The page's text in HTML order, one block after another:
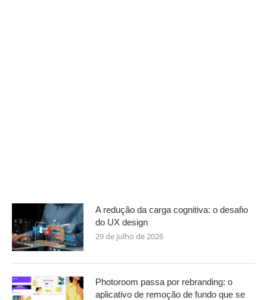
A redução da carga cognitiva: o desafio
do UX design
29 de julho de 2026
Photoroom passa por rebranding: o
aplicativo de remoção de fundo que se